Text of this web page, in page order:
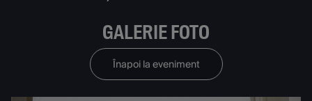
GALERIE FOTO
Înapoi la eveniment